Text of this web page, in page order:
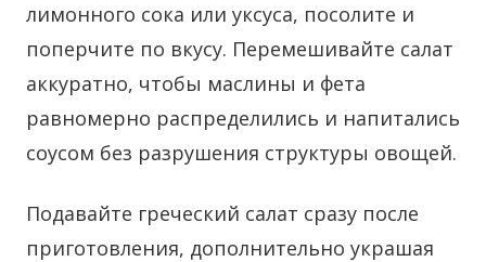
лимонного сока или уксуса, посолите и
поперчите по вкусу. Перемешивайте салат
аккуратно, чтобы маслины и фета
равномерно распределились и напитались
соусом без разрушения структуры овощей.
Подавайте греческий салат сразу после
приготовления, дополнительно украшая